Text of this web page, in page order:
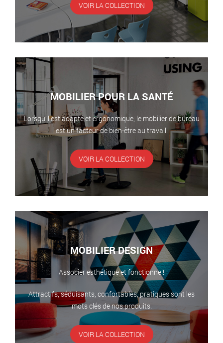
VOIR LA COLLECTION
MOBILIER POUR LA SANTÉ
Lorsqu’il est adapté et ergonomique, le mobilier de bureau
est un facteur de bien-être au travail.
VOIR LA COLLECTION
MOBILIER DESIGN
Associer esthétique et fonctionnel!
Attractifs, séduisants, confortables, pratiques sont les
mots clés de nos produits.
VOIR LA COLLECTION